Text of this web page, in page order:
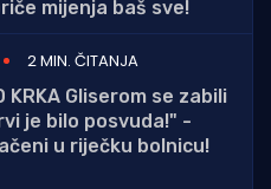
mijenja baš sve!
2 MIN. ČITANJA
KRKA Gliserom se zabili
je bilo posvuda!" -
u riječku bolnicu!